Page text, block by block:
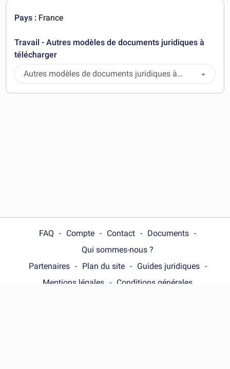
Pays : France
Travail - Autres modèles de documents juridiques à
télécharger
Autres modèles de documents juridiques à
télécharger
FAQ Compte Contact
Documents
Qui sommes-nous ?
Partenaires
Plan du site
Guides juridiques
Mentions légales
Conditions générales